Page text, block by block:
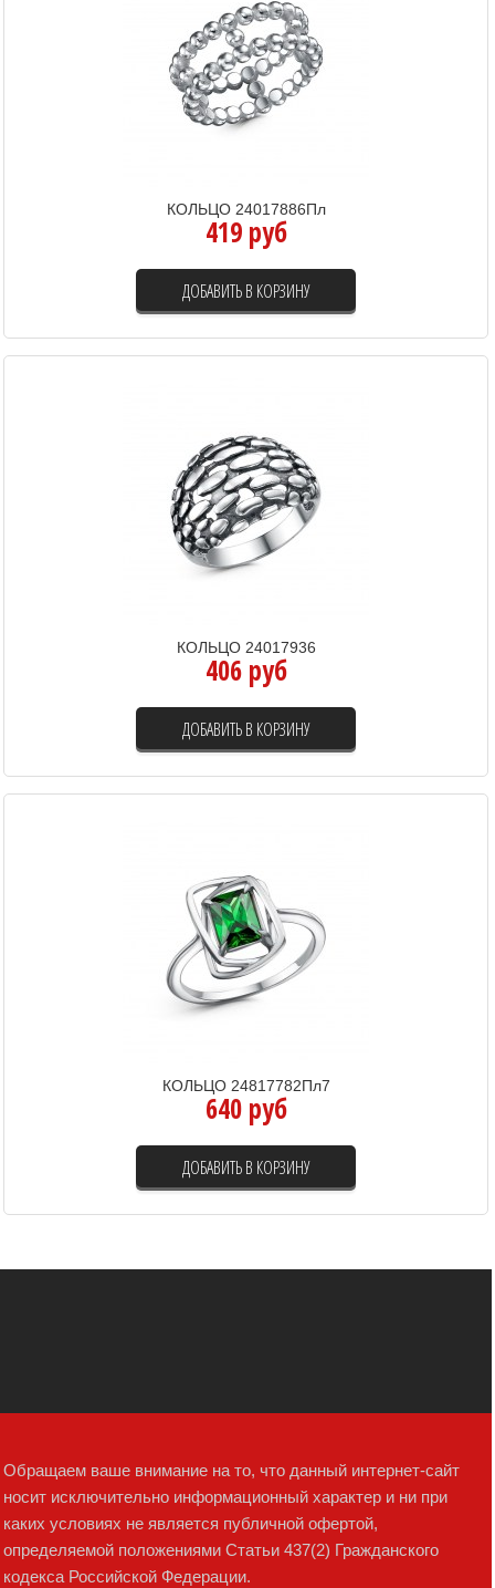
КОЛЬЦО 24017886Пл
419 руб
ДОБАВИТЬ В КОРЗИНУ
КОЛЬЦО 24017936
406 руб
ДОБАВИТЬ В КОРЗИНУ
КОЛЬЦО 24817782Пл7
640 руб
ДОБАВИТЬ В КОРЗИНУ
Обращаем ваше внимание на то, что данный интернет-сайт
носит исключительно информационный характер и ни при
каких условиях не является публичной офертой,
определяемой положениями Статьи 437(2) Гражданского
кодекса Российской Федерации.